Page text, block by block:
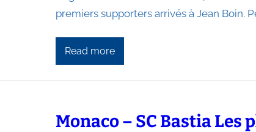
premiers supporters arrivés à Jean Boin.
Read more
Monaco – SC Bastia Les